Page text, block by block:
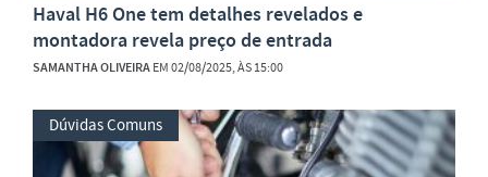
Haval H6 One tem detalhes revelados e
montadora revela preço de entrada
SAMANTHA OLIVEIRAEM 02/08/2025, ÀS 15:00
Dúvidas Comuns